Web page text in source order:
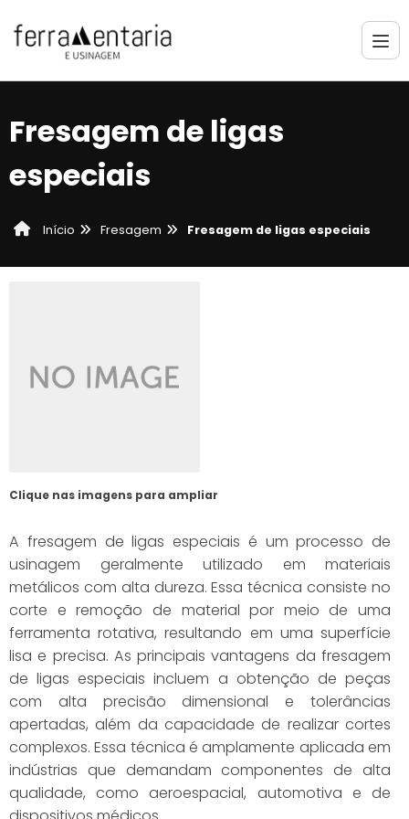
Fresagem de ligas
especiais
Início Fresagem Fresagem de ligas especiais
Clique nas imagens para ampliar
A fresagem de ligas especiais é um processo de
usinagem geralmente utilizado em materiais
metálicos com alta dureza. Essa técnica consiste no
corte e remoção de material por meio de uma
ferramenta rotativa, resultando em uma superfície
lisa e precisa. As principais vantagens da fresagem
de ligas especiais incluem a obtenção de peças
com alta precisão dimensional e tolerâncias
apertadas, além da capacidade de realizar cortes
complexos. Essa técnica é amplamente aplicada em
indústrias que demandam componentes de alta
qualidade, como aeroespacial, automotiva e de